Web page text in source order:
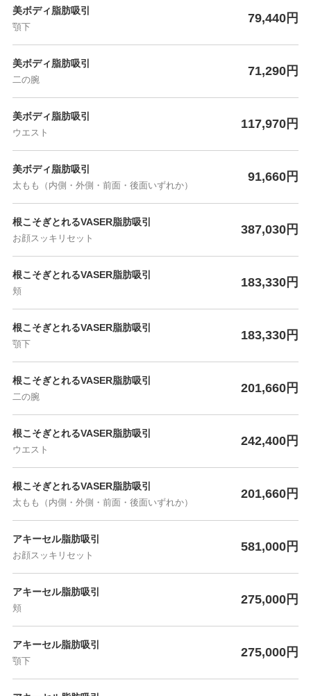
美ボディ脂肪吸引
顎下
79,440円
美ボディ脂肪吸引
二の腕
71,290円
美ボディ脂肪吸引
ウエスト
117,970円
美ボディ脂肪吸引
太もも（内側・外側・前面・後面いずれか）
91,660円
根こそぎとれるVASER脂肪吸引
お顔スッキリセット
387,030円
根こそぎとれるVASER脂肪吸引
頬
183,330円
根こそぎとれるVASER脂肪吸引
顎下
183,330円
根こそぎとれるVASER脂肪吸引
二の腕
201,660円
根こそぎとれるVASER脂肪吸引
ウエスト
242,400円
根こそぎとれるVASER脂肪吸引
太もも（内側・外側・前面・後面いずれか）
201,660円
アキーセル脂肪吸引
お顔スッキリセット
581,000円
アキーセル脂肪吸引
頬
275,000円
アキーセル脂肪吸引
顎下
275,000円